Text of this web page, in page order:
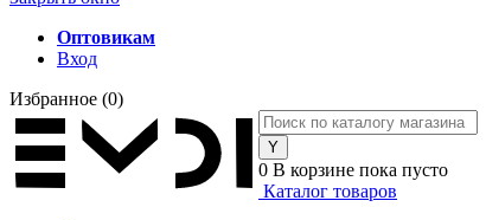
Оптовикам
Вход
Избранное (0)
0 В корзине пока пусто
Каталог товаров